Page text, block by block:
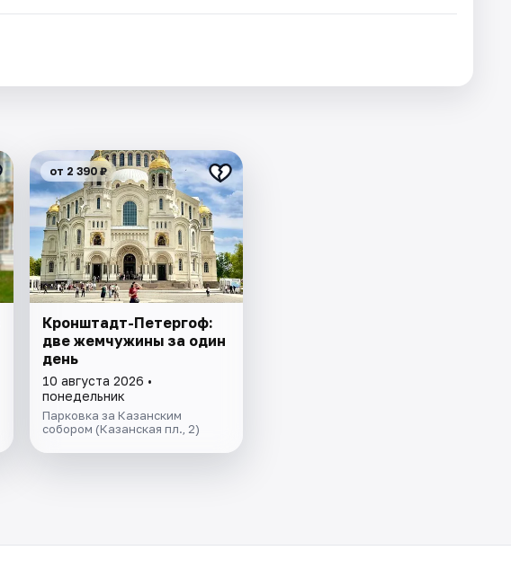
от 2 390 ₽
​​​​​​​Кронштадт-Петергоф:
две жемчужины за один
день
10 августа 2026 •
понедельник
Парковка за Казанским
собором (Казанская пл., 2)